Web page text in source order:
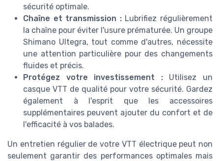
sécurité optimale.
Chaîne et transmission :Lubrifiez régulièrement
la chaîne pour éviter l'usure prématurée. Un groupe
Shimano Ultegra, tout comme d'autres, nécessite
une attention particulière pour des changements
fluides et précis.
Protégez votre investissement :Utilisez un
casque VTT de qualité pour votre sécurité. Gardez
également à l'esprit que les accessoires
supplémentaires peuvent ajouter du confort et de
l'efficacité à vos balades.
Un entretien régulier de votre VTT électrique peut non
seulement garantir des performances optimales mais